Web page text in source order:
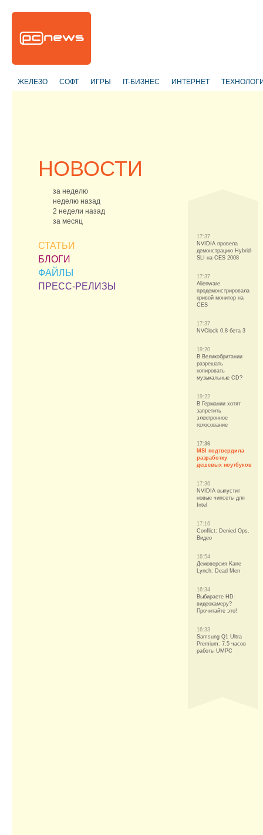
ЖЕЛЕЗО СОФТ ИГРЫ IT-БИЗНЕС ИНТЕРНЕТ
НОВОСТИ
за неделю
неделю назад
2 недели назад
за месяц
СТАТЬИ
БЛОГИ
ФАЙЛЫ
ПРЕСС-РЕЛИЗЫ
17:37
NVIDIA провела
демонстрацию Hybrid-
SLI на CES 2008
17:37
Alienware
продемонстрировала
кривой монитор на
CES
17:37
NVClock 0.8 бета 3
19:20
В Великобритании
разрешать
копировать
музыкальные CD?
19:22
В Германии хотят
запретить
электронное
голосование
17:36
MSI подтвердила
разработку
дешевых ноутбуков
17:36
NVIDIA выпустит
новые чипсеты для
Intel
17:16
Conflict: Denied Ops.
Видео
16:54
Демоверсия Kane
Lynch: Dead Men
16:34
Выбираете HD-
видеокамеру?
Прочитайте это!
16:33
Samsung Q1 Ultra
Premium: 7.5 часов
работы UMPC